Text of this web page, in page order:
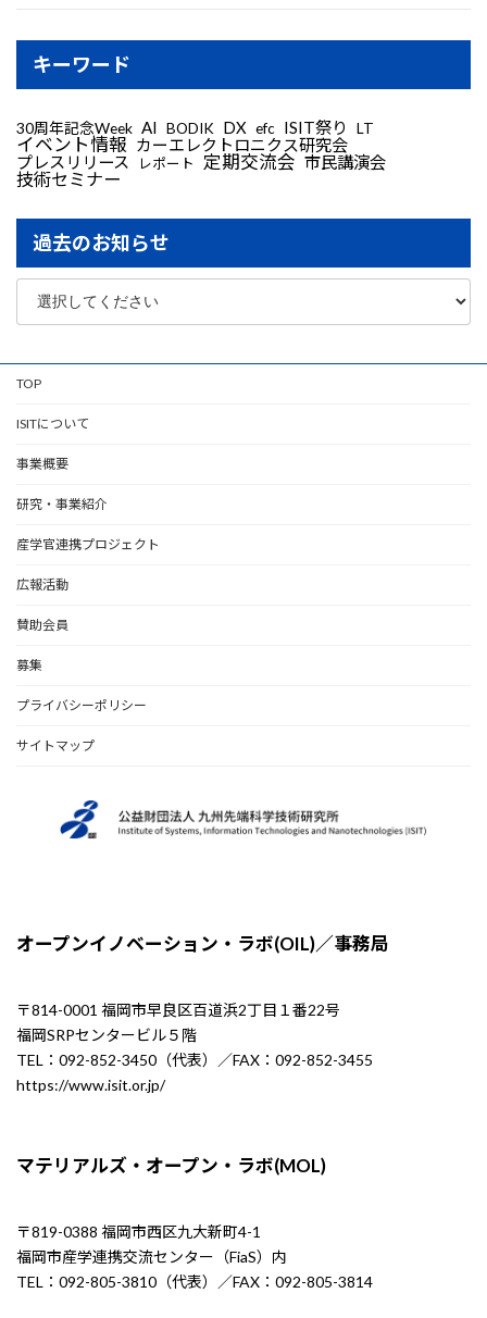
キーワード
30周年記念Week AI BODIK DX efc ISIT祭り LT
イベント情報 カーエレクトロニクス研究会
プレスリリース
レポート 定期交流会 市民講演会
技術セミナー
過去のお知らせ
TOP
ISITについて
事業概要
研究・事業紹介
産学官連携プロジェクト
広報活動
賛助会員
募集
プライバシーポリシー
サイトマップ
オープンイノベーション・ラボ(OIL)／事務局
〒814-0001 福岡市早良区百道浜2丁目１番22号
福岡SRPセンタービル５階
TEL：092-852-3450（代表）／FAX：092-852-3455
https://www.isit.or.jp/
マテリアルズ・オープン・ラボ(MOL)
〒819-0388 福岡市西区九大新町4-1
福岡市産学連携交流センター（FiaS）内
TEL：092-805-3810（代表）／FAX：092-805-3814